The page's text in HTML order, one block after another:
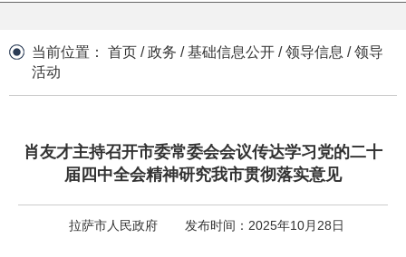
当前位置： 首页 /政务 /基础信息公开 /领导信息 /领导
活动
肖友才主持召开市委常委会会议传达学习党的二十
届四中全会精神研究我市贯彻落实意见
拉萨市人民政府 发布时间：2025年10月28日